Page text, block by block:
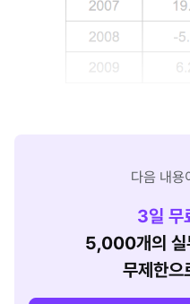
다음 내용
3일 무
5,000개의 실
무제한으